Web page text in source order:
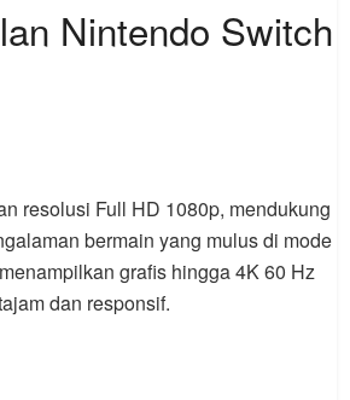
Nintendo Switch
resolusi Full HD 1080p, mendukung
bermain yang mulus di mode
grafis hingga 4K 60 Hz
dan responsif.